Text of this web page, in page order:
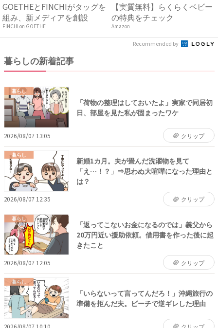
GOETHEとFINCHIがタッグを
組み、新メディアを創設
FINCHI on GOETHE
【実質無料】らくらくベビー
の特典をチェック
Amazon
Recommended by
暮らしの新着記事
暮らし
「荷物の整理はしておいたよ」実家で同居初
日、部屋を見た私が固まったワケ
2026/08/07 13:05 クリップ
暮らし
新婚1カ月。夫が畳んだ洗濯物を見て
「え…！？」⇒思わぬ大喧嘩になった理由と
は？
2026/08/07 12:35 クリップ
暮らし
「返ってこないお金になるのでは」義父から
20万円近い援助依頼。借用書を作った後に起
きたこと
2026/08/07 12:05 クリップ
暮らし
「いらないって言ってんだろ！」沖縄旅行の
準備を拒んだ夫。ビーチで逆ギレした理由
2026/08/07 10:10 クリップ